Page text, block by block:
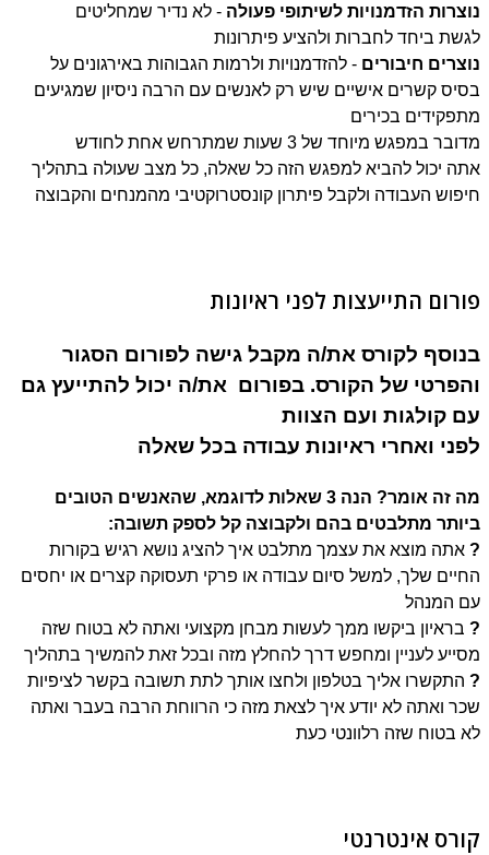
הזדמנויות לשיתופי פעולה- לא נדיר שמחליטים
ביחד לחברות ולהציע פיתרונות
חיבורים- להזדמנויות ולרמות הגבוהות באירגונים על
קשרים אישיים שיש רק לאנשים עם הרבה ניסיון שמגיעים
בכירים
במפגש מיוחד של 3 שעות שמתרחש אחת לחודש
יכול להביא למפגש הזה כל שאלה, כל מצב שעולה בתהליך
העבודה ולקבל פיתרון קונסטרוקטיבי מהמנחים והקבוצה
התייעצות לפני ראיונות
לקורס את/ה מקבל גישה לפורום הסגור
של הקורס. בפורום את/ה יכול להתייעץ גם
קולגות ועם הצוות
ואחרי ראיונות עבודה בכל שאלה
מה זה אומר? הנה 3 שאלות לדוגמא, שהאנשים הטובים
מתלבטים בהם ולקבוצה קל לספק תשובה:
אתה מוצא את עצמך מתלבט איך להציג נושא רגיש בקורות
שלך, למשל סיום עבודה או פרקי תעסוקה קצרים או יחסים
המנהל
בראיון ביקשו ממך לעשות מבחן מקצועי ואתה לא בטוח שזה
לעניין ומחפש דרך להחלץ מזה ובכל זאת להמשיך בתהליך
התקשרו אליך בטלפון ולחצו אותך לתת תשובה בקשר לציפיות
ואתה לא יודע איך לצאת מזה כי הרווחת הרבה בעבר ואתה
בטוח שזה רלוונטי כעת
אינטרנטי